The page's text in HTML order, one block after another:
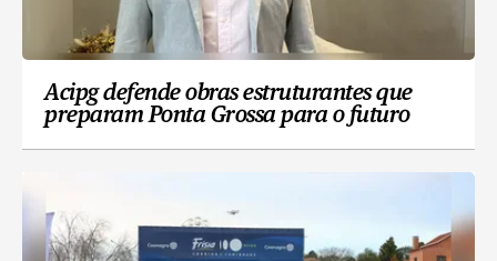
Acipg defende obras estruturantes que
preparam Ponta Grossa para o futuro